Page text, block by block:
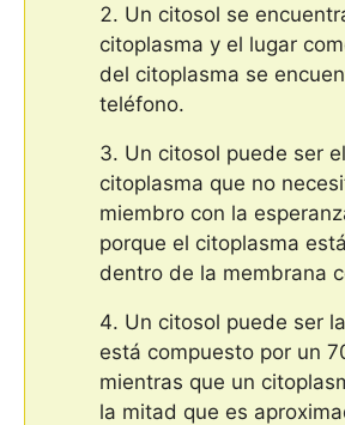
Un citosol se
citoplasma y el lugar
del citoplasma se
teléfono.
Un citosol puede ser
citoplasma que no
miembro con la
porque el citoplasma
dentro de la membrana
Un citosol puede ser
está compuesto por un
mientras que un
la mitad que es